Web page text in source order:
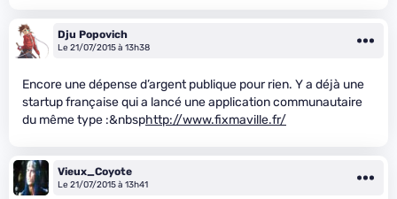
Dju Popovich
Le 21/07/2015 à 13h38
Encore une dépense d’argent publique pour rien. Y a déjà une
startup française qui a lancé une application communautaire
du même type :&nbsphttp://www.fixmaville.fr/
Vieux_Coyote
Le 21/07/2015 à 13h41